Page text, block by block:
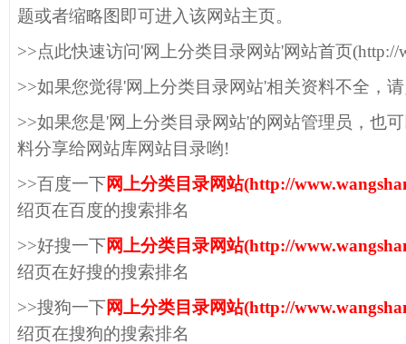
题或者缩略图即可进入该网站主页。
>>点此快速访问'网上分类目录网站'网站首页(http://
>>如果您觉得'网上分类目录网站'相关资料不全，
>>如果您是'网上分类目录网站'的网站管理员，也
料分享给网站库网站目录哟!
>>百度一下网上分类目录网站(http://
绍页在百度的搜索排名
>>好搜一下网上分类目录网站(http://
绍页在好搜的搜索排名
>>搜狗一下网上分类目录网站(http://
绍页在搜狗的搜索排名